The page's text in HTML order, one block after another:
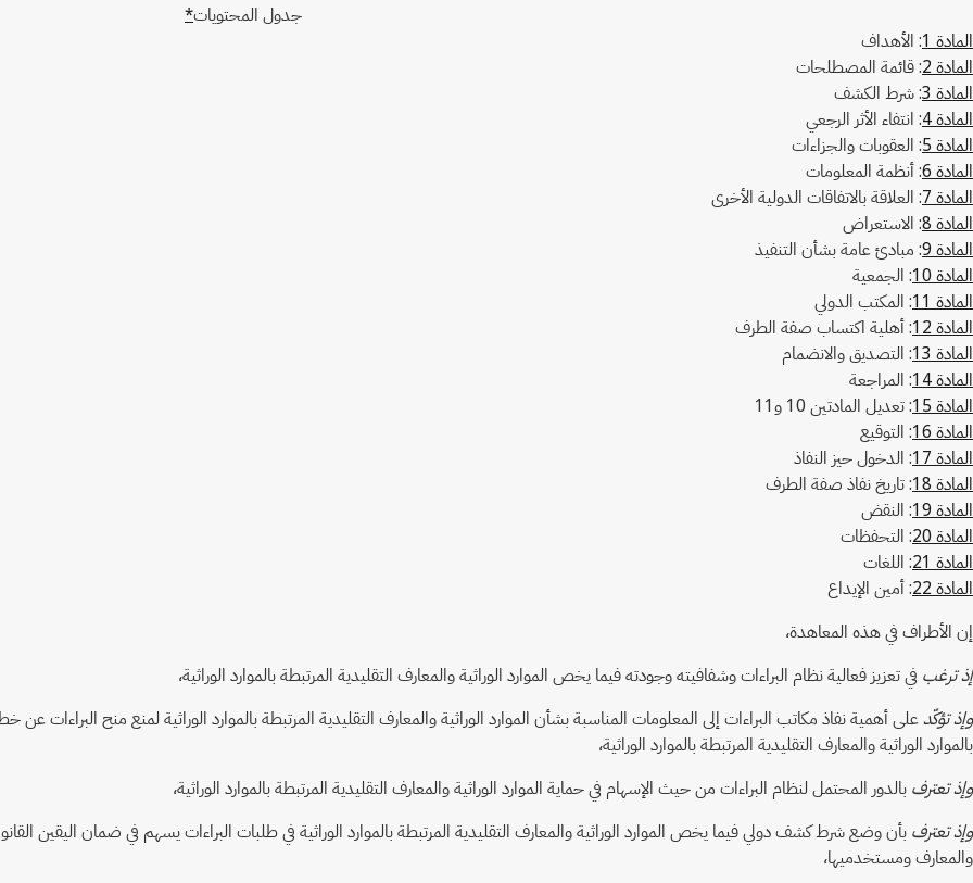
جدول المحتويات*
المادة 1
: الأهداف
المادة 2
: قائمة المصطلحات
المادة 3
: شرط الكشف
المادة 4
: انتفاء الأثر الرجعي
المادة 5
: العقوبات والجزاءات
المادة 6
: أنظمة المعلومات
المادة 7
: العلاقة بالاتفاقات الدولية الأخرى
المادة 8
: الاستعراض
المادة 9
: مبادئ عامة بشأن التنفيذ
المادة 10
: الجمعية
المادة 11
: المكتب الدولي
المادة 12
: أهلية اكتساب صفة الطرف
المادة 13
: التصديق والانضمام
المادة 14
: المراجعة
المادة 15
: تعديل المادتين 10 و11
المادة 16
: التوقيع
المادة 17
: الدخول حيز النفاذ
المادة 18
: تاريخ نفاذ صفة الطرف
المادة 19
: النقض
المادة 20
: التحفظات
المادة 21
: اللغات
المادة 22
: أمين الإيداع
إن الأطراف في هذه المعاهدة،
إذ ترغب في تعزيز فعالية نظام البراءات وشفافيته وجودته فيما يخص الموارد الوراثية والمعارف التقليدية المرتبطة بالموارد الوراثية،
وإذ تؤكّدعلى أهمية نفاذ مكاتب البراءات إلى المعلومات المناسبة بشأن الموارد الوراثية والمعارف التقليدية المرتبطة بالموارد الوراثية لمنع منح
بالموارد الوراثية والمعارف التقليدية المرتبطة بالموارد الوراثية،
وإذ تعترف بالدور المحتمل لنظام البراءات من حيث الإسهام في حماية الموارد الوراثية والمعارف التقليدية المرتبطة بالموارد الوراثية،
وإذ تعترف بأن وضع شرط كشف دولي فيما يخص الموارد الوراثية والمعارف التقليدية المرتبطة بالموارد الوراثية في طلبات البراءات يسهم في ضمان اليقين
والمعارف ومستخدميها،